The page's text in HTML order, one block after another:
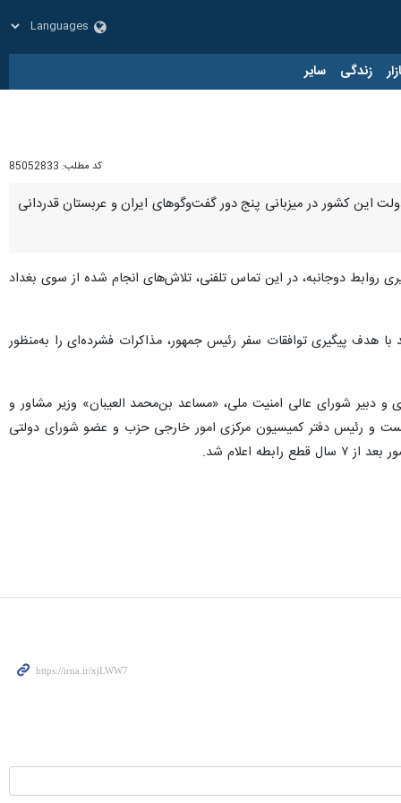
زندگی سایر
کد مطلب: 85052833
این کشور در میزبانی پنج دور گفت‌وگوهای ایران و عربستان قدردانی
روابط دوجانبه، در این تماس تلفنی، تلاش‌های انجام شده از سوی بغداد
«علی شمخانی» از روز دوشنبه ۱۵ اسفند با هدف پیگیری توافقات سفر رئیس جمهور، مذاکرات فشرده‌ای را به‌منظور
مقام معظم رهبری و دبیر شورای عالی امنیت ملی، «مساعد بن‌محمد العیبان» وزیر مشاور و
و رئیس دفتر کمیسیون مرکزی امور خارجی حزب و عضو شورای دولتی
اعلام شد.